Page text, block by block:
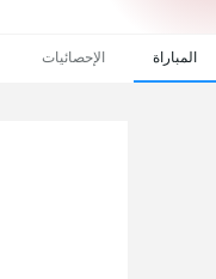
المباراة الإحصائيات